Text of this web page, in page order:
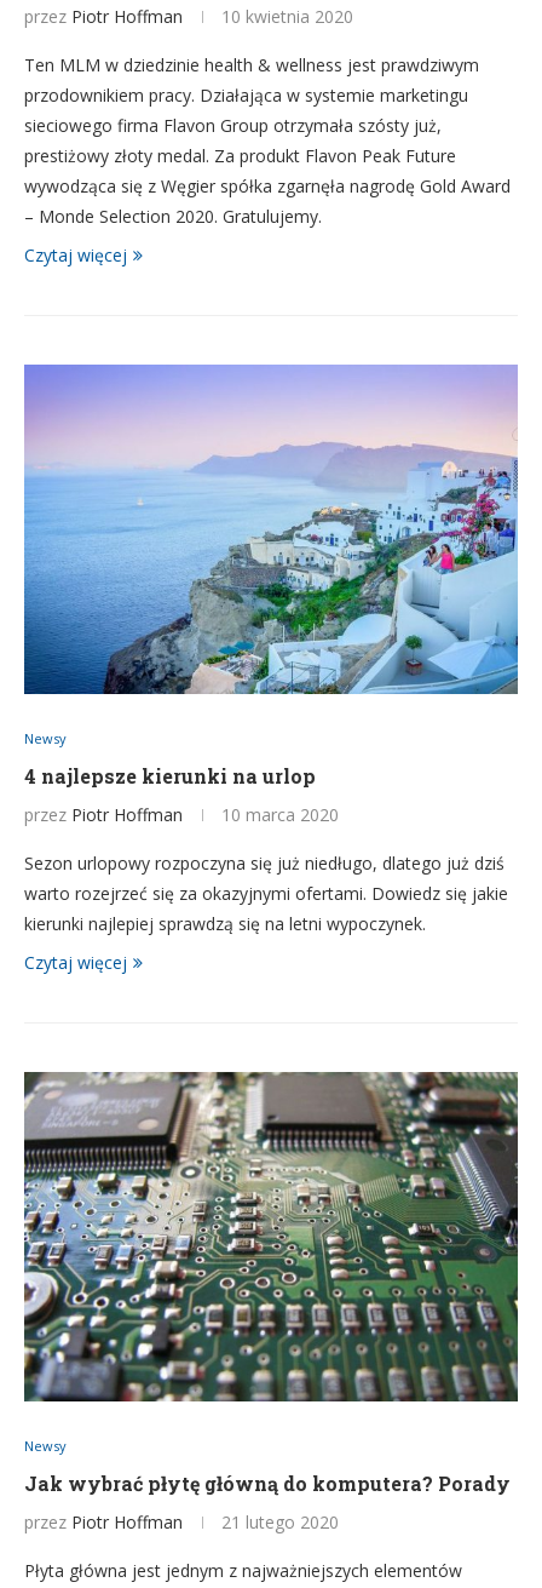
przez Piotr Hoffman 10 kwietnia 2020
Ten MLM w dziedzinie health & wellness jest prawdziwym
przodownikiem pracy. Działająca w systemie marketingu
sieciowego firma Flavon Group otrzymała szósty już,
prestiżowy złoty medal. Za produkt Flavon Peak Future
wywodząca się z Węgier spółka zgarnęła nagrodę Gold Award
– Monde Selection 2020. Gratulujemy.
Czytaj więcej
Newsy
4 najlepsze kierunki na urlop
przez Piotr Hoffman 10 marca 2020
Sezon urlopowy rozpoczyna się już niedługo, dlatego już dziś
warto rozejrzeć się za okazyjnymi ofertami. Dowiedz się jakie
kierunki najlepiej sprawdzą się na letni wypoczynek.
Czytaj więcej
Newsy
Jak wybrać płytę główną do komputera? Porady
przez Piotr Hoffman 21 lutego 2020
Płyta główna jest jednym z najważniejszych elementów